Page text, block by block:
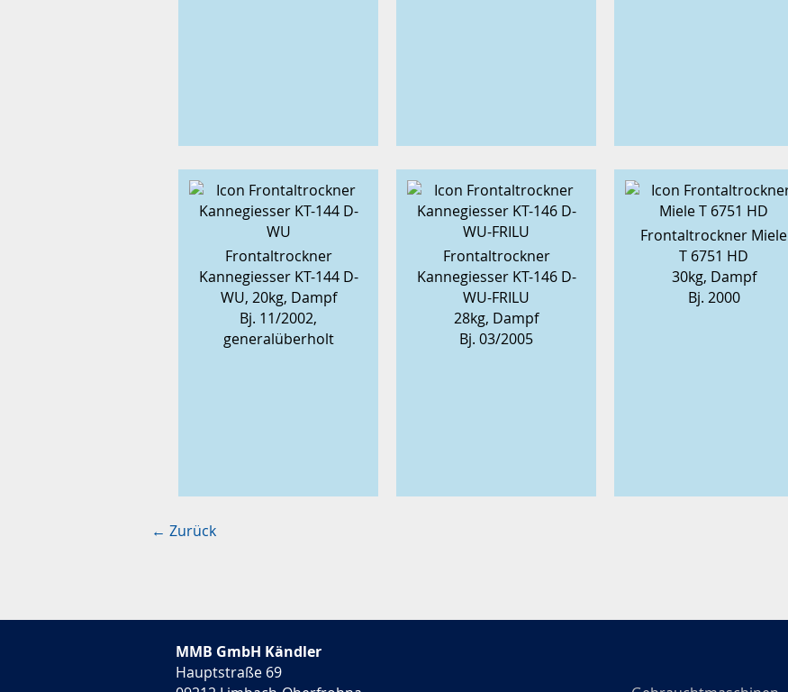
Frontaltrockner
Kannegiesser KT-144 D-
WU, 20kg, Dampf
Bj. 11/2002,
generalüberholt
Frontaltrockner
Kannegiesser KT-146 D-
WU-FRILU
28kg, Dampf
Bj. 03/2005
Frontaltrockner Miele
T 6751 HD
30kg, Dampf
Bj. 2000
← Zurück
MMB GmbH Kändler
Hauptstraße 69